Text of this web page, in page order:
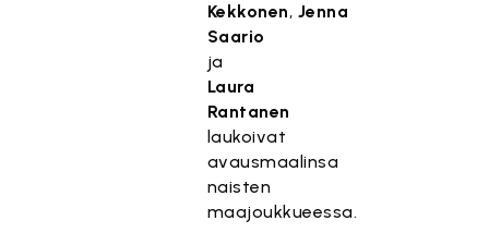
Kekkonen, Jenna
Saario
ja
Laura
Rantanen
laukoivat
avausmaalinsa
naisten
maajoukkueessa.